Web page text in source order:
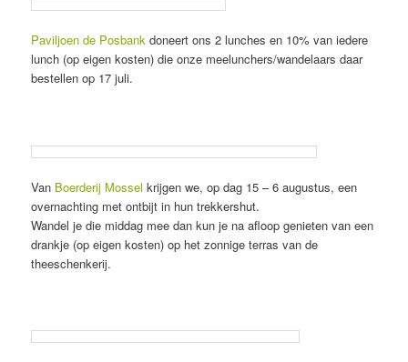
Paviljoen de Posbank doneert ons 2 lunches en 10% van iedere
lunch (op eigen kosten) die onze meelunchers/wandelaars daar
bestellen op 17 juli.
Van Boerderij Mossel krijgen we, op dag 15 – 6 augustus, een
overnachting met ontbijt in hun trekkershut.
Wandel je die middag mee dan kun je na afloop genieten van een
drankje (op eigen kosten) op het zonnige terras van de
theeschenkerij.